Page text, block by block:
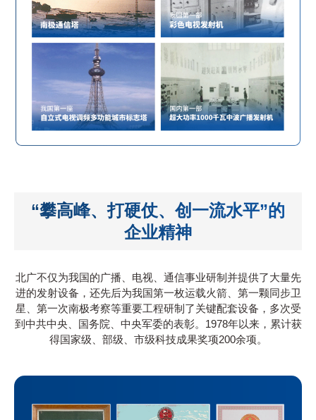
“攀高峰、打硬仗、创一流水平”的
企业精神
北广不仅为我国的广播、电视、通信事业研制并提供了大量先
进的发射设备，还先后为我国第一枚运载火箭、第一颗同步卫
星、第一次南极考察等重要工程研制了关键配套设备，多次受
到中共中央、国务院、中央军委的表彰。1978年以来，累计获
得国家级、部级、市级科技成果奖项200余项。